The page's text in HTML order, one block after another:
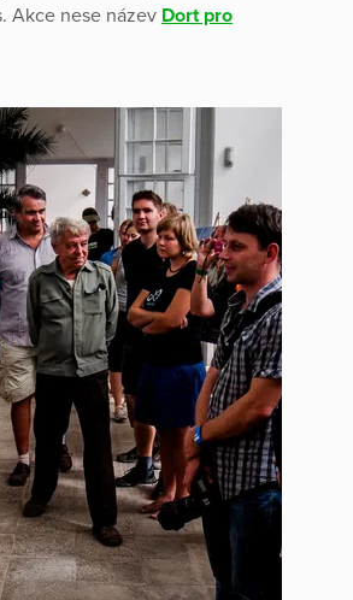
Akce nese název Dort pro